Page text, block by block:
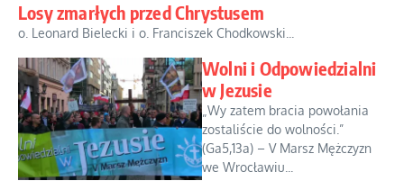
Losy zmarłych przed Chrystusem
o. Leonard Bielecki i o. Franciszek Chodkowski...
Wolni i Odpowiedzialni
w Jezusie
„Wy zatem bracia powołania
zostaliście do wolności.”
(Ga5,13a) – V Marsz Mężczyzn
we Wrocławiu...